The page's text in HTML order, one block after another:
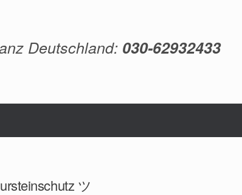
Deutschland: 030-62932433
ツ